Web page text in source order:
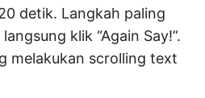
detik. Langkah paling
klik “Again Say!”.
melakukan scrolling text